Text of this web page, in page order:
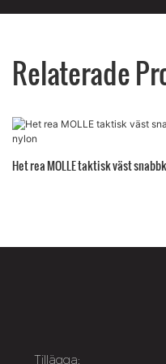
Relaterade
Het rea MOLLE taktisk väst
Tillägga: